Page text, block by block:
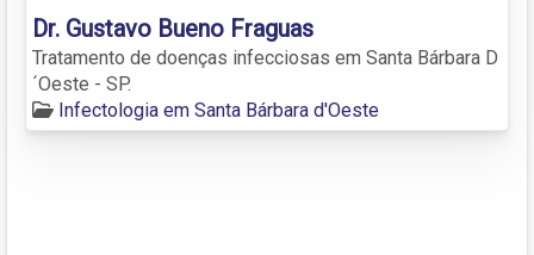
Dr. Gustavo Bueno Fraguas
Tratamento de doenças infecciosas em Santa Bárbara D
´Oeste - SP.
Infectologia em Santa Bárbara d'Oeste